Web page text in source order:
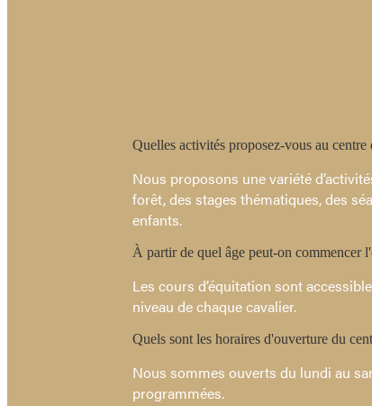
Quelles activités proposez-vous au centre
Nous proposons une variété
forêt, des stages thématiques, des
enfants.
À partir de quel âge peut-on commencer
Les cours d’équitation sont
niveau de chaque cavalier.
Quels sont les horaires d'ouverture du
Nous sommes ouverts du lundi au
programmées.